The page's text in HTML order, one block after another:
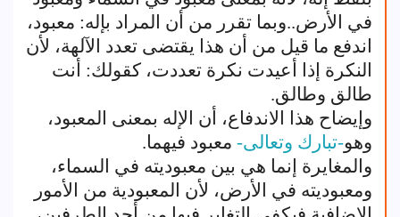
في الأرض..وبما تقرر من أن المراد بإله: معبود،
اندفع ما قيل من أن هذا يقتضى تعدد الآلهة، لأن
النكرة إذا أعيدت نكرة تعددت، كقولك: أنت
طالق وطالق.
وإيضاح هذا الاندفاع، أن الإله بمعنى المعبود،
وهو-تبارك وتعالى- معبود فيهما.
والمغايرة إنما هي بين معبوديته في السماء،
ومعبوديته في الأرض، لأن المعبودية من الأمور